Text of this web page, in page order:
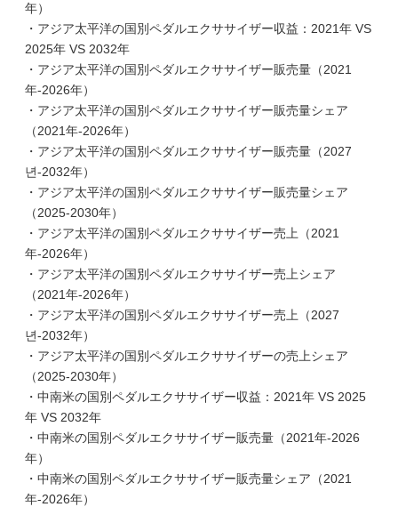
年）
・アジア太平洋の国別ペダルエクササイザー収益：2021年 VS
2025年 VS 2032年
・アジア太平洋の国別ペダルエクササイザー販売量（2021
年-2026年）
・アジア太平洋の国別ペダルエクササイザー販売量シェア
（2021年-2026年）
・アジア太平洋の国別ペダルエクササイザー販売量（2027
년-2032年）
・アジア太平洋の国別ペダルエクササイザー販売量シェア
（2025-2030年）
・アジア太平洋の国別ペダルエクササイザー売上（2021
年-2026年）
・アジア太平洋の国別ペダルエクササイザー売上シェア
（2021年-2026年）
・アジア太平洋の国別ペダルエクササイザー売上（2027
년-2032年）
・アジア太平洋の国別ペダルエクササイザーの売上シェア
（2025-2030年）
・中南米の国別ペダルエクササイザー収益：2021年 VS 2025
年 VS 2032年
・中南米の国別ペダルエクササイザー販売量（2021年-2026
年）
・中南米の国別ペダルエクササイザー販売量シェア（2021
年-2026年）